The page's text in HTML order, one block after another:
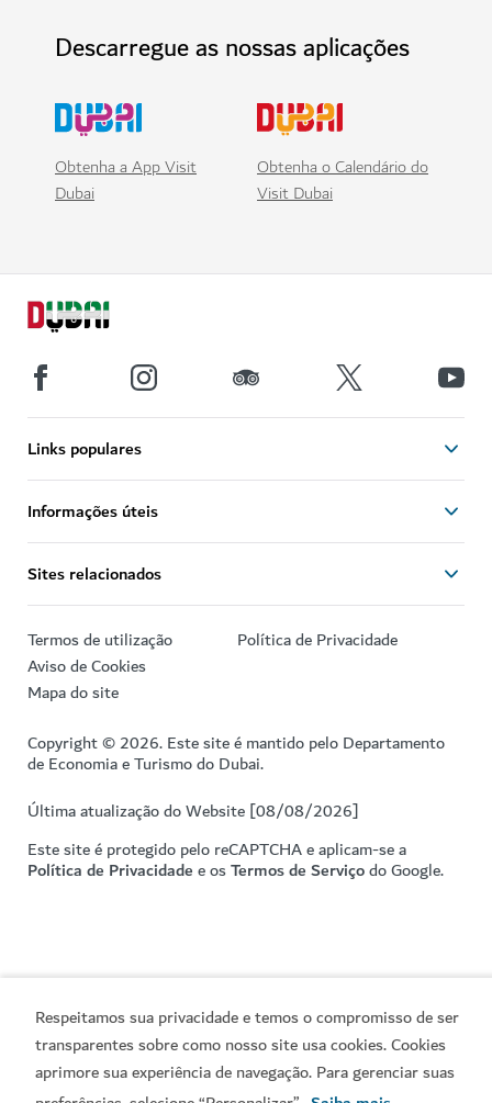
Respeitamos sua privacidade e temos o compromisso de ser
transparentes sobre como nosso site usa cookies. Cookies
aprimore sua experiência de navegação. Para gerenciar suas
Descarregue as nossas aplicações
Obtenha a App Visit
Dubai
Obtenha o Calendário do
Visit Dubai
Links populares
Informações úteis
Sites relacionados
Termos de utilização
Política de Privacidade
Aviso de Cookies
Mapa do site
Copyright © 2026. Este site é mantido pelo Departamento
de Economia e Turismo do Dubai.
Última atualização do Website [08/08/2026]
Este site é protegido pelo reCAPTCHA e aplicam-se a
Política de Privacidadee osTermos de Serviçodo Google.